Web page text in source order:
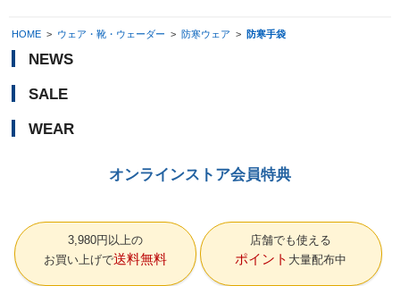
HOME > ウェア・靴・ウェーダー > 防寒ウェア > 防寒手袋
NEWS
SALE
WEAR
オンラインストア会員特典
3,980円以上の
お買い上げで送料無料
店舗でも使える
ポイント 大量配布中